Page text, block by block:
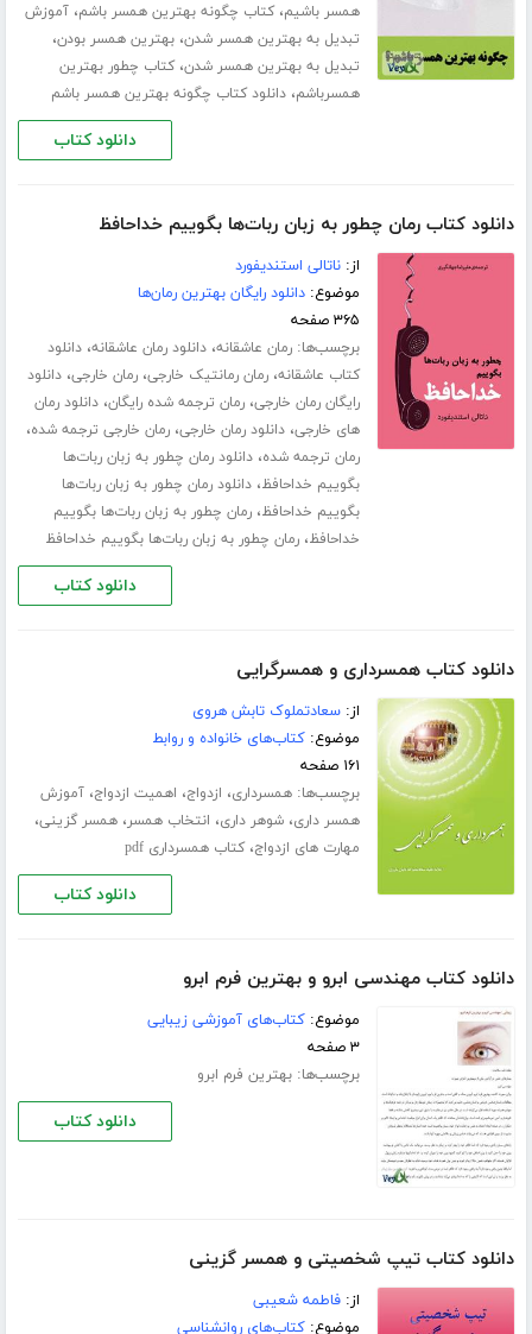
همسر باشیم،کتاب چگونه بهترین همسر باشم،آموزش
تبدیل به بهترین همسر شدن،بهترین همسر بودن،
تبدیل به بهترین همسر شدن،کتاب چطور بهترین
همسرباشم،دانلود کتاب چگونه بهترین همسر باشم
دانلود کتاب
دانلود کتاب رمان چطور به زبان ربات‌ها بگوییم خداحافظ
از:ناتالی استندیفورد
موضوع:دانلود رایگان بهترین رمان‌ها
۳۶۵ صفحه
برچسب‌ها:رمان عاشقانه،دانلود رمان عاشقانه،دانلود
کتاب عاشقانه،رمان رمانتیک خارجی،رمان خارجی،دانلود
رایگان رمان خارجی،رمان ترجمه شده رایگان،دانلود رمان
های خارجی،دانلود رمان خارجی،رمان خارجی ترجمه شده،
رمان ترجمه شده،دانلود رمان چطور به زبان ربات‌ها
بگوییم خداحافظ،دانلود رمان چطور به زبان ربات‌ها
بگوییم خداحافظ،رمان چطور به زبان ربات‌ها بگوییم
خداحافظ،رمان چطور به زبان ربات‌ها بگوییم خداحافظ
دانلود کتاب
دانلود کتاب همسرداری و همسرگرایی
از:سعادتملوک تابش هروی
موضوع:کتاب‌های خانواده و روابط
۱۶۱ صفحه
برچسب‌ها:همسرداری، ازدواج، اهمیت ازدواج،آموزش
همسر داری،شوهر داری، انتخاب همسر،همسر گزینی،
مهارت های ازدواج،کتاب همسرداری pdf
دانلود کتاب
دانلود کتاب مهندسی ابرو و بهترین فرم ابرو
موضوع:کتاب‌های آموزشی زیبایی
۳ صفحه
برچسب‌ها:بهترین فرم ابرو
دانلود کتاب
دانلود کتاب تیپ شخصیتی و همسر گزینی
از:فاطمه شعیبی
موضوع:کتاب‌های روانشناسی